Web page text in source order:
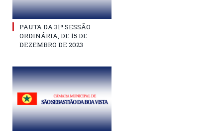
PAUTA DA 31ª SESSÃO
ORDINÁRIA, DE 15 DE
DEZEMBRO DE 2023